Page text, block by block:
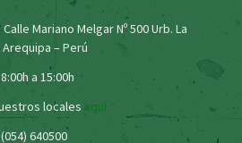
Mariano Melgar Nº 500 Urb. La
– Perú
a 15:00h
locales aquí
640500